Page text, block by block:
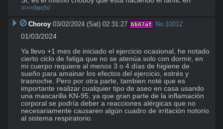
>>>/tech/
Choroy 03/02/2024 (Sat) 02:31:27 bb07af No.10012
01/03/2024
Ya llevo +1 mes de iniciado el ejercicio ocasional, he notado
cierto ciclo de fatiga que no se atenúa solo con dormir, en
mi cuerpo requiere al menos 3 o 4 días de higiene de
sueño para amainar los efectos del ejercicio, estrés y
trasnoche. Pero por otra parte, tambien noté que es
importante realizar cualquier tipo de aseo en casa usando
una mascarilla KN-95, ya que gran parte de la inflamación
corporal se podría deber a reacciones alérgicas que no
necesariamente causaren algún cuadro de irritación notorio
al sistema respiratorio.